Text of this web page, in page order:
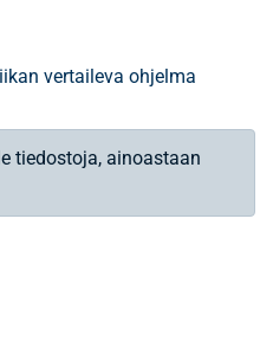
vertaileva ohjelma
tiedostoja, ainoastaan